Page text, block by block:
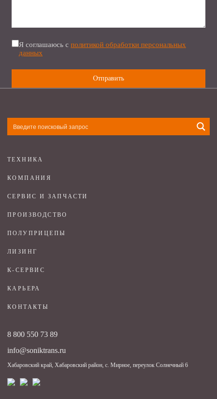
Я соглашаюсь с политикой обработки персональных
данных
8 800 550 73 89
info@soniktrans.ru
Хабаровский край, Хабаровский район, с. Мирное, переулок Солнечный 6
ТЕХНИКА
КОМПАНИЯ
СЕРВИС И ЗАПЧАСТИ
ПРОИЗВОДСТВО
ПОЛУПРИЦЕПЫ
ЛИЗИНГ
К-СЕРВИС
КАРЬЕРА
КОНТАКТЫ